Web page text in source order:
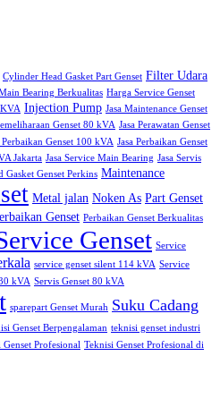
Cylinder Head Gasket Part Genset Filter Udara
Bearing Berkualitas Harga Service Genset
Injection Pump Jasa Maintenance Genset
Genset 80 kVA Jasa Perawatan Genset
Perbaikan Genset 100 kVA Jasa Perbaikan Genset
Jakarta Jasa Service Main Bearing Jasa Servis
Gasket Genset Perkins Maintenance
Metal jalan Noken As Part Genset
Genset Perbaikan Genset Berkualitas
Genset Service
service genset silent 114 kVA Service
kVA Servis Genset 80 kVA
sparepart Genset Murah Suku Cadang
Genset Berpengalaman teknisi genset industri
Genset Profesional Teknisi Genset Profesional di